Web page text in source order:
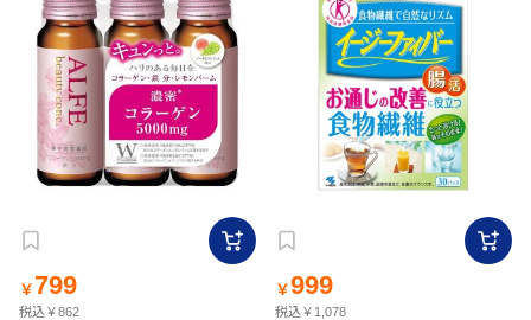
￥ 799
税込￥862
￥999
税込￥1,078